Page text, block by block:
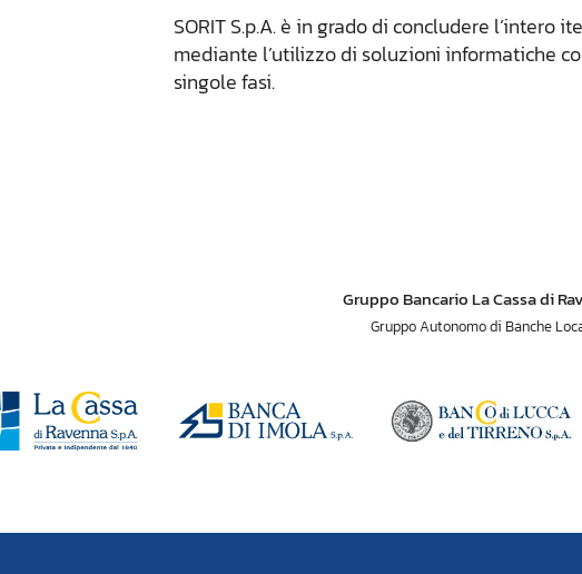
SORIT S.p.A. è in grado di concludere l’intero
mediante l’utilizzo di soluzioni informatiche
singole fasi.
Gruppo Bancario La Cassa di
Gruppo Autonomo di Banche